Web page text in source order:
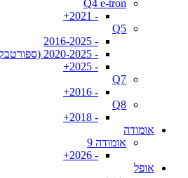
Q4 e-tron
- 2021+
Q5
- 2016-2025
- 2020-2025 (ספורטבק)
- 2025+
Q7
- 2016+
Q8
- 2018+
אומודה
אומודה 9
- 2026+
אופל